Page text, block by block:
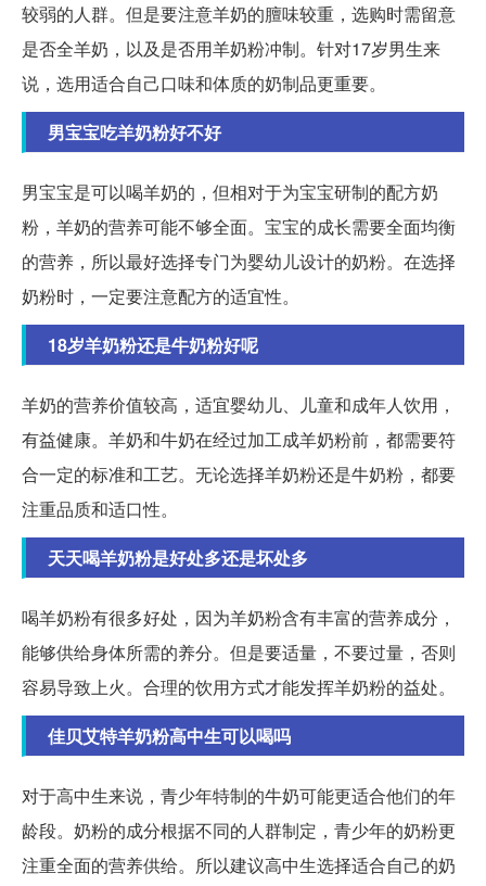
较弱的人群。但是要注意羊奶的膻味较重，选购时需留意
是否全羊奶，以及是否用羊奶粉冲制。针对17岁男生来
说，选用适合自己口味和体质的奶制品更重要。
男宝宝吃羊奶粉好不好
男宝宝是可以喝羊奶的，但相对于为宝宝研制的配方奶
粉，羊奶的营养可能不够全面。宝宝的成长需要全面均衡
的营养，所以最好选择专门为婴幼儿设计的奶粉。在选择
奶粉时，一定要注意配方的适宜性。
18岁羊奶粉还是牛奶粉好呢
羊奶的营养价值较高，适宜婴幼儿、儿童和成年人饮用，
有益健康。羊奶和牛奶在经过加工成羊奶粉前，都需要符
合一定的标准和工艺。无论选择羊奶粉还是牛奶粉，都要
注重品质和适口性。
天天喝羊奶粉是好处多还是坏处多
喝羊奶粉有很多好处，因为羊奶粉含有丰富的营养成分，
能够供给身体所需的养分。但是要适量，不要过量，否则
容易导致上火。合理的饮用方式才能发挥羊奶粉的益处。
佳贝艾特羊奶粉高中生可以喝吗
对于高中生来说，青少年特制的牛奶可能更适合他们的年
龄段。奶粉的成分根据不同的人群制定，青少年的奶粉更
注重全面的营养供给。所以建议高中生选择适合自己的奶